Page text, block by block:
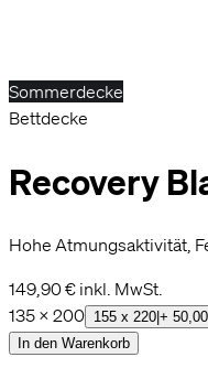
Sommerdecke
Bettdecke
Recovery
Hohe Atmungsaktivität,
149,90 € inkl. MwSt.
135 x 200 155 x 220 +
In den Warenkorb